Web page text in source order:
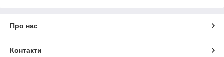
Про нас
Контакти